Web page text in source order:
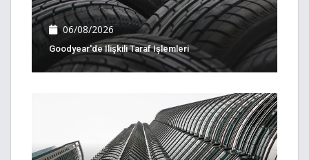
06/08/2026
Goodyear'de Ilişkili Taraf Işlemleri